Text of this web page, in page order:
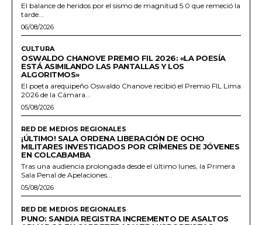
El balance de heridos por el sismo de magnitud 5.0 que remeció la
tarde...
06/08/2026
CULTURA
OSWALDO CHANOVE PREMIO FIL 2026: «LA POESÍA
ESTÁ ASIMILANDO LAS PANTALLAS Y LOS
ALGORITMOS»
El poeta arequipeño Oswaldo Chanove recibió el Premio FIL Lima
2026 de la Cámara...
05/08/2026
RED DE MEDIOS REGIONALES
¡ÚLTIMO! SALA ORDENA LIBERACIÓN DE OCHO
MILITARES INVESTIGADOS POR CRÍMENES DE JÓVENES
EN COLCABAMBA
Tras una audiencia prolongada desde el último lunes, la Primera
Sala Penal de Apelaciones...
05/08/2026
RED DE MEDIOS REGIONALES
PUNO: SANDIA REGISTRA INCREMENTO DE ASALTOS